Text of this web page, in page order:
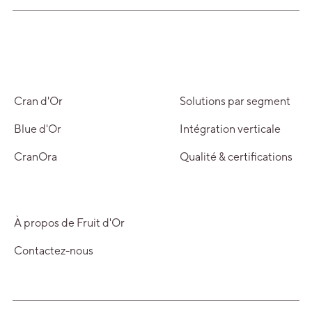
Cran d'Or
Blue d'Or
CranOra
Solutions par segment
Intégration verticale
Qualité & certifications
À propos de Fruit d'Or
Contactez-nous